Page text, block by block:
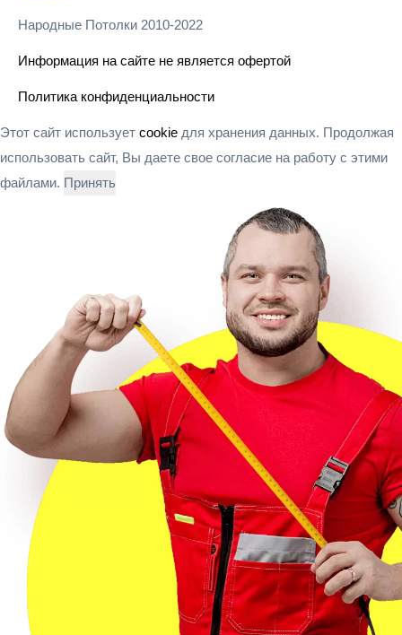
Народные Потолки 2010-2022
Информация на сайте не является офертой
Политика конфиденциальности
Этот сайт использует cookie для хранения данных. Продолжая
использовать сайт, Вы даете свое согласие на работу с этими
файлами. Принять